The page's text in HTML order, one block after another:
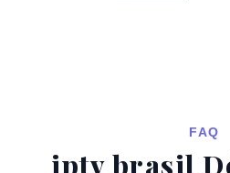
FAQ
iptv brasil